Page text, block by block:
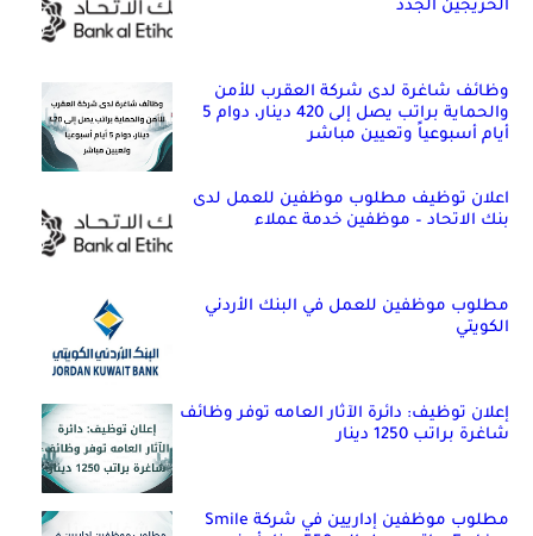
الخريجين الجدد
وظائف شاغرة لدى شركة العقرب للأمن
والحماية براتب يصل إلى 420 دينار، دوام 5
أيام أسبوعياً وتعيين مباشر
اعلان توظيف مطلوب موظفين للعمل لدى
بنك الاتحاد – موظفين خدمة عملاء
مطلوب موظفين للعمل في البنك الأردني
الكويتي
إعلان توظيف: دائرة الآثار العامه توفر وظائف
شاغرة براتب 1250 دينار
مطلوب موظفين إداريين في شركة Smile